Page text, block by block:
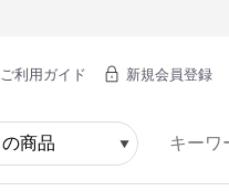
ご利用ガイド 新規会員登録